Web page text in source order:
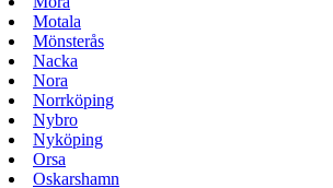
Motala
Mönsterås
Nacka
Nora
Norrköping
Nybro
Nyköping
Orsa
Oskarshamn